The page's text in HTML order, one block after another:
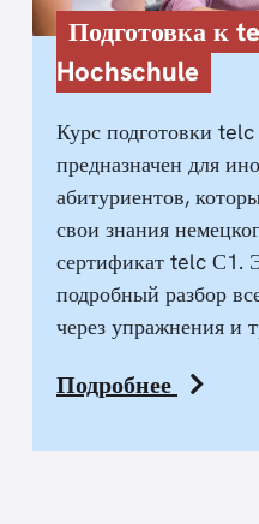
Подготовка к
Hochschule
Курс подготовки
предназначен для
абитуриентов,
свои знания
сертификат telc С1.
подробный разбор
через упражнения и
Подробнее